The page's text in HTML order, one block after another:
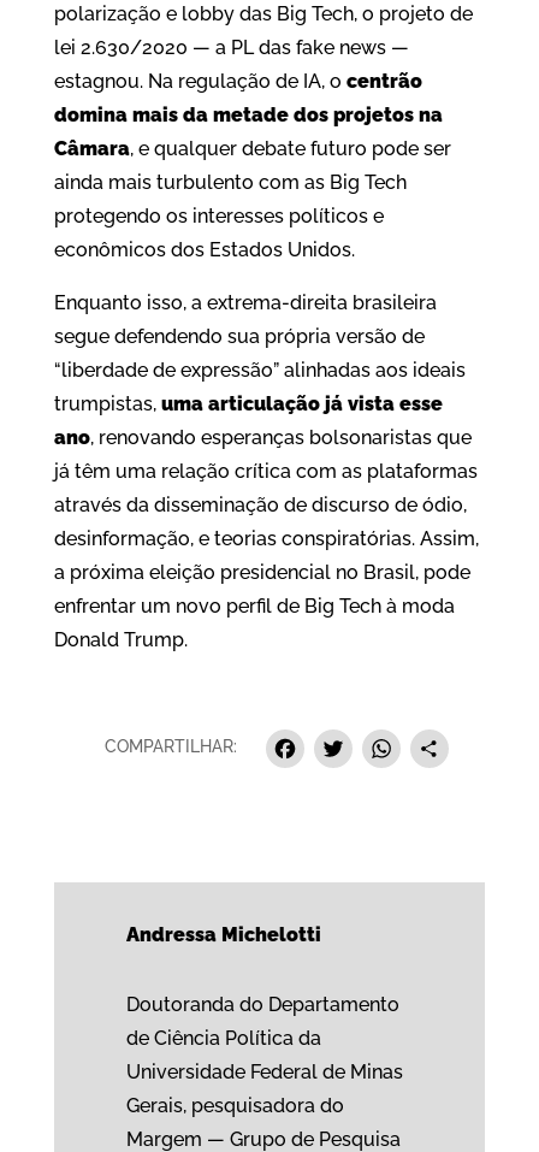
polarização e lobby das Big Tech, o projeto de
lei 2.630/2020 — a PL das fake news —
estagnou. Na regulação de IA, o centrão
domina mais da metade dos projetos na
Câmara, e qualquer debate futuro pode ser
ainda mais turbulento com as Big Tech
protegendo os interesses políticos e
econômicos dos Estados Unidos.
Enquanto isso, a extrema-direita brasileira
segue defendendo sua própria versão de
“liberdade de expressão” alinhadas aos ideais
trumpistas, uma articulação já vista esse
ano, renovando esperanças bolsonaristas que
já têm uma relação crítica com as plataformas
através da disseminação de discurso de ódio,
desinformação, e teorias conspiratórias. Assim,
a próxima eleição presidencial no Brasil, pode
enfrentar um novo perfil de Big Tech à moda
Donald Trump.
COMPARTILHAR: Facebook
Twitter
Andressa Michelotti
Doutoranda do Departamento
de Ciência Política da
Universidade Federal de Minas
Gerais, pesquisadora do
Margem — Grupo de Pesquisa